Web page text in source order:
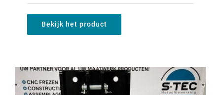
Bekijk het product
€950,00